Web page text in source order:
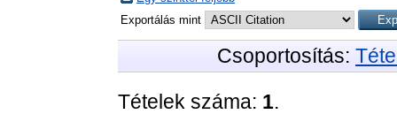
Exportálás mint
Csoportosítás:
Tételek száma: 1.